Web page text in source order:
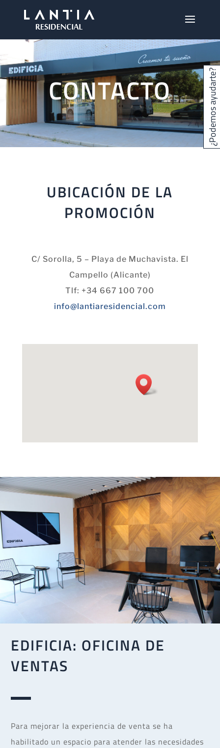
CONTACTO
UBICACIÓN DE LA
PROMOCIÓN
C/ Sorolla, 5 – Playa de Muchavista. El
Campello (Alicante)
Tlf: +34 667 100 700
info@lantiaresidencial.com
EDIFICIA: OFICINA DE
VENTAS
Para mejorar la experiencia de venta se ha
habilitado un espacio para atender las necesidades
¿Podemos ayudarte?